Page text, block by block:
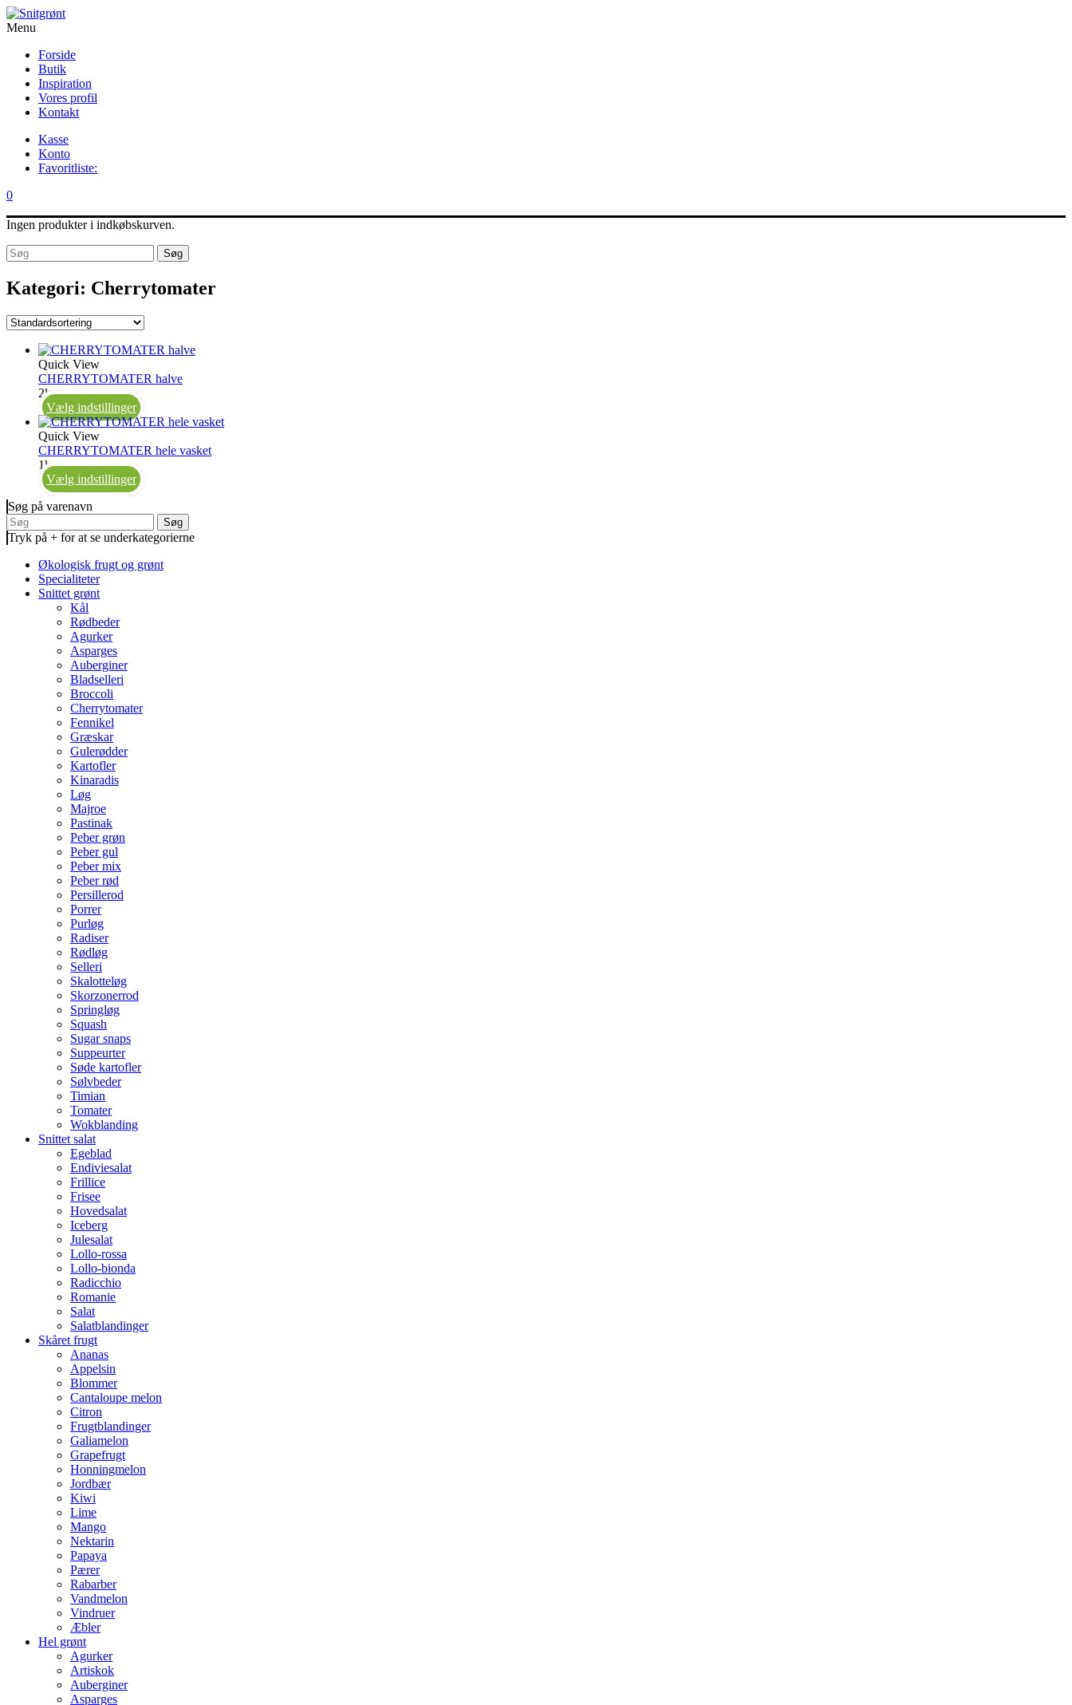
Menu
Forside
Butik
Inspiration
Vores profil
Kontakt
Kasse
Konto
Favoritliste:
0
Ingen produkter i indkøbskurven.
Søg
Kategori: Cherrytomater
Quick View
CHERRYTOMATER halve
2kg
Vælg indstillinger
Quick View
CHERRYTOMATER hele vasket
1kg
Vælg indstillinger
Søg på varenavn
Søg
Tryk på + for at se underkategorierne
Økologisk frugt og grønt
Specialiteter
Snittet grønt
Kål
Rødbeder
Agurker
Asparges
Auberginer
Bladselleri
Broccoli
Cherrytomater
Fennikel
Græskar
Gulerødder
Kartofler
Kinaradis
Løg
Majroe
Pastinak
Peber grøn
Peber gul
Peber mix
Peber rød
Persillerod
Porrer
Purløg
Radiser
Rødløg
Selleri
Skalotteløg
Skorzonerrod
Springløg
Squash
Sugar snaps
Suppeurter
Søde kartofler
Sølvbeder
Timian
Tomater
Wokblanding
Snittet salat
Egeblad
Endiviesalat
Frillice
Frisee
Hovedsalat
Iceberg
Julesalat
Lollo-rossa
Lollo-bionda
Radicchio
Romanie
Salat
Salatblandinger
Skåret frugt
Ananas
Appelsin
Blommer
Cantaloupe melon
Citron
Frugtblandinger
Galiamelon
Grapefrugt
Honningmelon
Jordbær
Kiwi
Lime
Mango
Nektarin
Papaya
Pærer
Rabarber
Vandmelon
Vindruer
Æbler
Hel grønt
Agurker
Artiskok
Auberginer
Asparges